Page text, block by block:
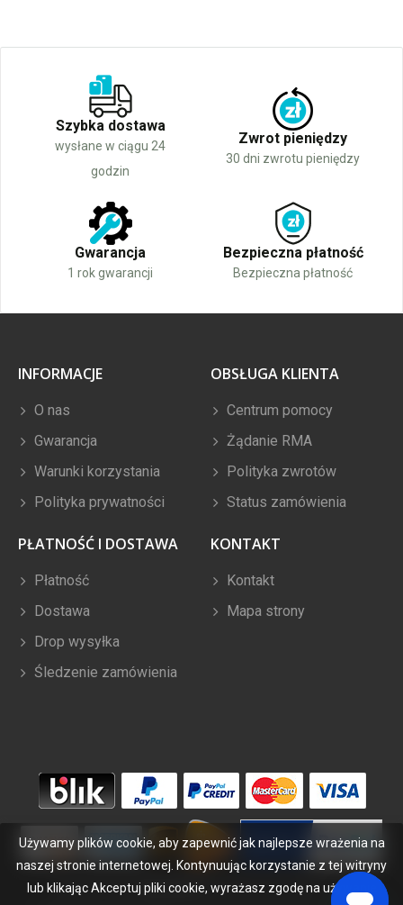
Szybka dostawa
wysłane w ciągu 24
godzin
Zwrot pieniędzy
30 dni zwrotu pieniędzy
Gwarancja
1 rok gwarancji
Bezpieczna płatność
Bezpieczna płatność
INFORMACJE
O nas
Gwarancja
Warunki korzystania
Polityka prywatności
OBSŁUGA KLIENTA
Centrum pomocy
Żądanie RMA
Polityka zwrotów
Status zamówienia
PŁATNOŚĆ I DOSTAWA
Płatność
Dostawa
Drop wysyłka
Śledzenie zamówienia
KONTAKT
Kontakt
Mapa strony
Copyright ©2026 bateriabuy.pl. Wszelkie prawa zastrzeżone.
Używamy plików cookie, aby zapewnić jak najlepsze wrażenia na
naszej stronie internetowej. Kontynuując korzystanie z tej witryny
lub klikając Akceptuj pliki cookie, wyrażasz zgodę na używanie